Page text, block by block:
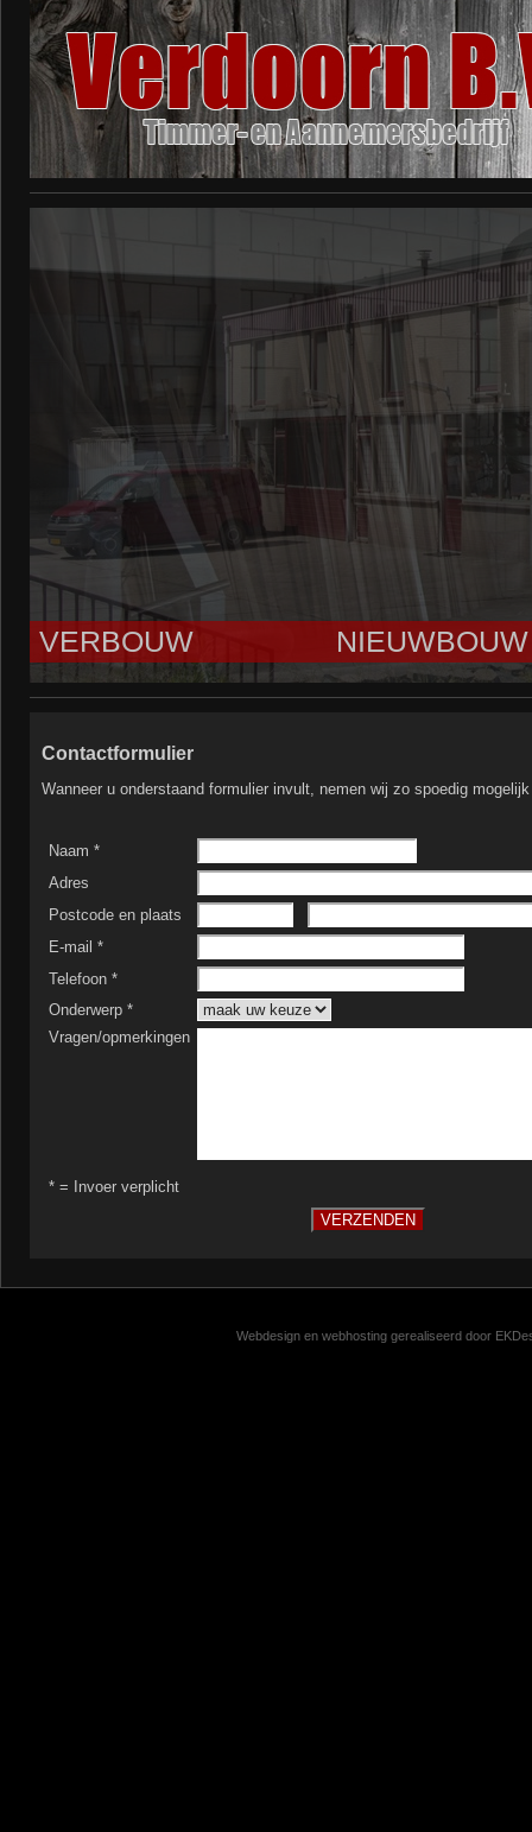
VERBOUW NIEUWBOUW
Contactformulier
Wanneer u onderstaand formulier invult, nemen wij zo spoedig
Webdesign en webhosting gerealiseerd door